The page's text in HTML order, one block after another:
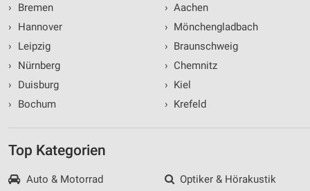
›
Bremen
›
Hannover
›
Leipzig
›
Nürnberg
›
Duisburg
›
Bochum
› Aachen
› Mönchengladbach
› Braunschweig
› Chemnitz
› Kiel
› Krefeld
Top Kategorien
Auto & Motorrad
Optiker & Hörakustik